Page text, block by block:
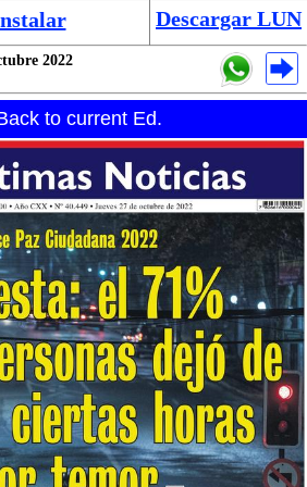
Descargar LUN
2022
to current Ed.
Rubros